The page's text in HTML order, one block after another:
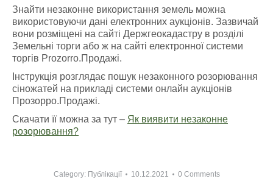
Знайти незаконне використання земель можна
використовуючи дані електронних аукціонів. Зазвичай
вони розміщені на сайті Держгеокадастру в розділі
Земельні торги або ж на сайті електронної системи
торгів Prozorro.Продажі.
Інструкція розглядає пошук незаконного розорювання
сіножатей на прикладі системи онлайн аукціонів
Прозорро.Продажі.
Скачати її можна за тут – Як виявити незаконне
розорювання?
Category: Публікації 10.12.2021 0 Comments